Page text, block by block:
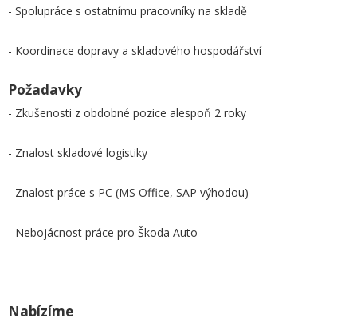
- Spolupráce s ostatnímu pracovníky na skladě
- Koordinace dopravy a skladového hospodářství
Požadavky
- Zkušenosti z obdobné pozice alespoň 2 roky
- Znalost skladové logistiky
- Znalost práce s PC (MS Office, SAP výhodou)
- Nebojácnost práce pro Škoda Auto
Nabízíme